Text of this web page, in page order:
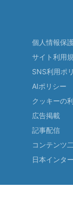
個人情報保
サイト利用
SNS利用ポ
AIポリシー
クッキーの
広告掲載
記事配信
コンテンツ
日本インタ